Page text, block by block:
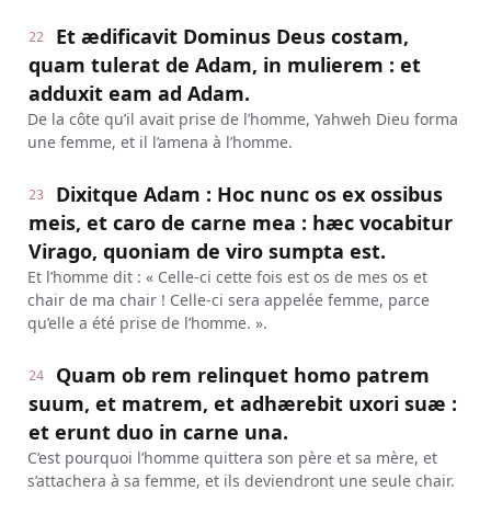
22
Et ædificavit Dominus Deus costam,
quam tulerat de Adam, in mulierem : et
adduxit eam ad Adam.
De la côte qu’il avait prise de l’homme, Yahweh Dieu forma
une femme, et il l’amena à l’homme.
23
Dixitque Adam : Hoc nunc os ex ossibus
meis, et caro de carne mea : hæc vocabitur
Virago, quoniam de viro sumpta est.
Et l’homme dit : « Celle-ci cette fois est os de mes os et
chair de ma chair ! Celle-ci sera appelée femme, parce
qu’elle a été prise de l’homme. ».
24
Quam ob rem relinquet homo patrem
suum, et matrem, et adhærebit uxori suæ :
et erunt duo in carne una.
C’est pourquoi l’homme quittera son père et sa mère, et
s’attachera à sa femme, et ils deviendront une seule chair.